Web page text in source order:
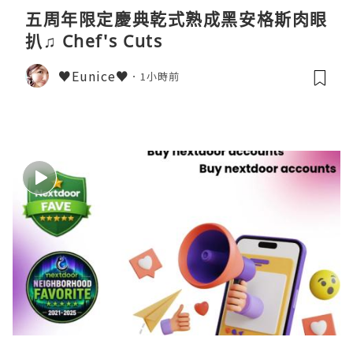
五周年限定慶典乾式熟成黑安格斯肉眼
扒♫ Chef's Cuts
♥Eunice♥ 1小時前